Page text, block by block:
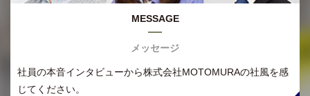
MESSAGE
メッセージ
社員の本音インタビューから株式会社MOTOMURAの社風を感
じてください。